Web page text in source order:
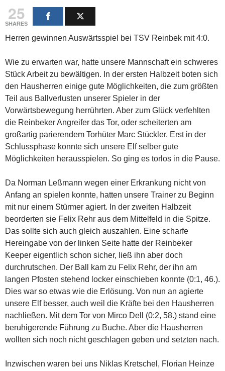
25
SHARES
Herren gewinnen Auswärtsspiel bei TSV Reinbek mit 4:0.
Wie zu erwarten war, hatte unsere Mannschaft ein schweres
Stück Arbeit zu bewältigen. In der ersten Halbzeit boten sich
den Hausherren einige gute Möglichkeiten, die zum größten
Teil aus Ballverlusten unserer Spieler in der
Vorwärtsbewegung herrührten. Aber zum Glück verfehlten
die Reinbeker Angreifer das Tor, oder scheiterten am
großartig parierendem Torhüter Marc Stückler. Erst in der
Schlussphase konnte sich unsere Elf selber gute
Möglichkeiten herausspielen. So ging es torlos in die Pause.
Da Norman Leßmann wegen einer Erkrankung nicht von
Anfang an spielen konnte, hatten unsere Trainer zu Beginn
mit nur einem Stürmer agiert. In der zweiten Halbzeit
beorderten sie Felix Rehr aus dem Mittelfeld in die Spitze.
Das sollte sich auch gleich auszahlen. Eine scharfe
Hereingabe von der linken Seite hatte der Reinbeker
Keeper eigentlich schon sicher, ließ ihn aber doch
durchrutschen. Der Ball kam zu Felix Rehr, der ihn am
langen Pfosten stehend locker einschieben konnte (0:1, 46.).
Dies war so etwas wie die Erlösung. Von nun an agierte
unsere Elf besser, auch weil die Kräfte bei den Hausherren
nachließen. Mit dem Tor von Mirco Dell (0:2, 58.) stand eine
beruhigerende Führung zu Buche. Aber die Hausherren
wollten sich noch nicht geschlagen geben und setzten nach.
Inzwischen waren bei uns Niklas Kretschel, Florian Heinze